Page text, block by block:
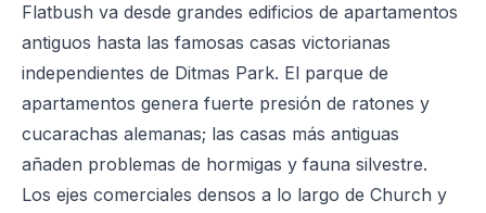
Flatbush va desde grandes edificios de apartamentos
antiguos hasta las famosas casas victorianas
independientes de Ditmas Park. El parque de
apartamentos genera fuerte presión de ratones y
cucarachas alemanas; las casas más antiguas
añaden problemas de hormigas y fauna silvestre.
Los ejes comerciales densos a lo largo de Church y